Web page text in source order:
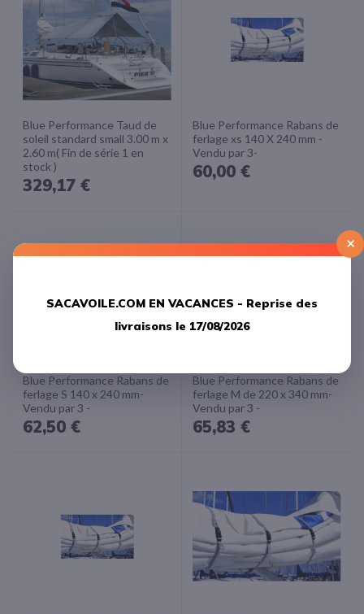
Blue Performance Taud de
soleil standard small 3.00 m x
2.60 m( Fin de série 1 en
stock )
329,17 €
Blue Performance Rabans de
ferlage xs 140 X 240 mm -
Vendu par 3-
60,00 €
Blue Performance Rabans de
ferlage S 140 x 240 mm-
Vendu par 3 -
62,50 €
Blue Performance Rabans de
ferlage M de 220 x 340 mm-
Vendu par 3 -
65,83 €
×
SACAVOILE.COM EN VACANCES - Reprise des
livraisons le 17/08/2026